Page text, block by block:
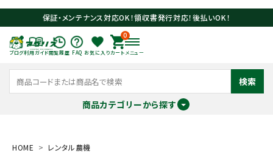
保証・メンテナンス対応OK！領収書発行対応！後払いOK！
ブログ利用ガイド閲覧履歴 FAQ お気に入り
0
カート メニュー
検索
商品カテゴリーから探す
meeting_room ログイン
HOME
レンタル農機